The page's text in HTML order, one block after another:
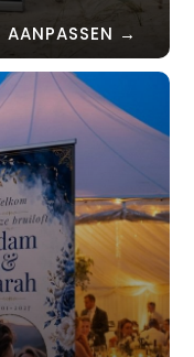
AANPASSEN →